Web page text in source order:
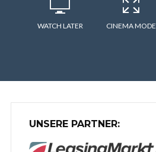
WATCH LATER CINEMA MODE
UNSERE PARTNER: